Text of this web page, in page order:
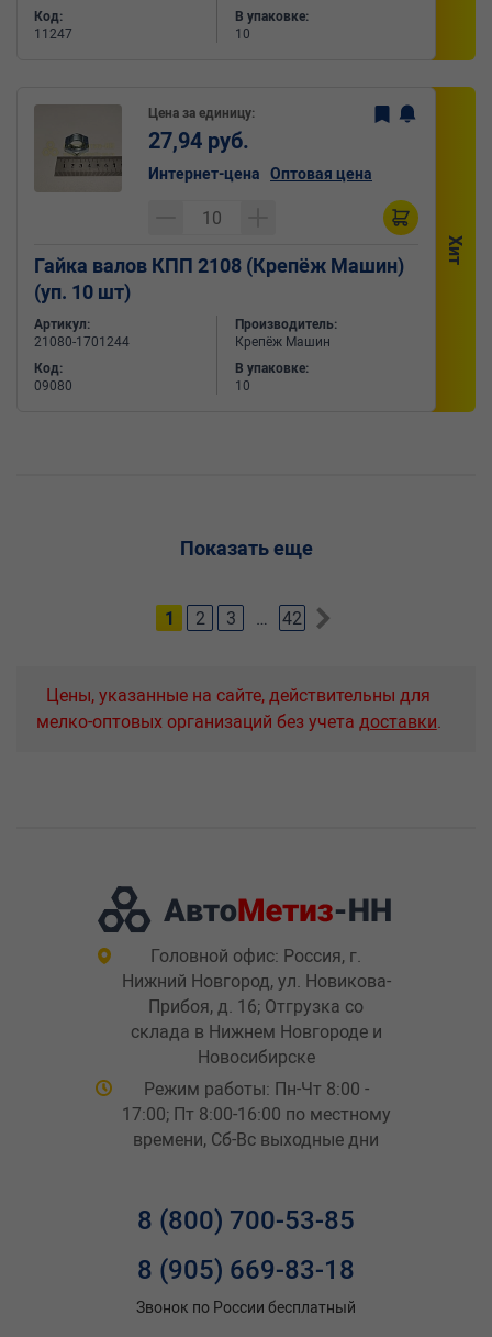
Код:
11247
В упаковке:
10
Хит
Гайка валов КПП 2108 (Крепёж Машин)
(уп. 10 шт)
Артикул:
21080-1701244
Код:
09080
Производитель:
Крепёж Машин
В упаковке:
10
Цена за единицу:
27,94 руб.
Интернет-цена Оптовая цена
Показать еще
1 2 3 … 42
Цены, указанные на сайте, действительны для
мелко-оптовых организаций без учета доставки.
Головной офис: Россия, г.
Нижний Новгород, ул. Новикова-
Прибоя, д. 16; Отгрузка со
склада в Нижнем Новгороде и
Новосибирске
Режим работы: Пн-Чт 8:00 -
17:00; Пт 8:00-16:00 по местному
времени, Сб-Вс выходные дни
8 (800) 700-53-85
8 (905) 669-83-18
Звонок по России бесплатный